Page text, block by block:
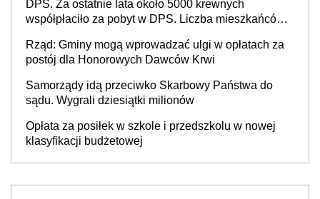
DPS. Za ostatnie lata około 5000 krewnych
współpłaciło za pobyt w DPS. Liczba mieszkańców
Rząd: Gminy mogą wprowadzać ulgi w opłatach za
postój dla Honorowych Dawców Krwi
Samorządy idą przeciwko Skarbowy Państwa do
sądu. Wygrali dziesiątki milionów
Opłata za posiłek w szkole i przedszkolu w nowej
klasyfikacji budżetowej